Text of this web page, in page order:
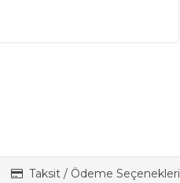
Taksit / Ödeme Seçenekleri